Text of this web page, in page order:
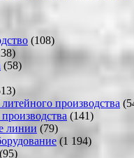
(108)
(58)
производства
(141)
линии (79)
(1 194)
(95)